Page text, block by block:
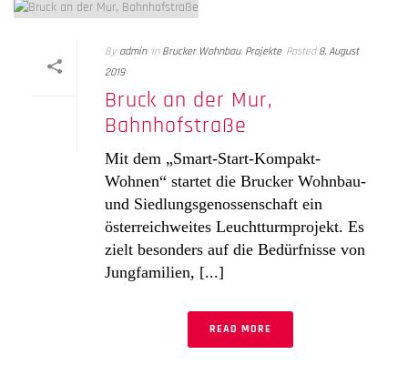
By admin In Brucker Wohnbau, Projekte Posted 8. August
2019
Bruck an der Mur,
Bahnhofstraße
Mit dem „Smart-Start-Kompakt-
Wohnen“ startet die Brucker Wohnbau-
und Siedlungsgenossenschaft ein
österreichweites Leuchtturmprojekt. Es
zielt besonders auf die Bedürfnisse von
Jungfamilien, [...]
READ MORE